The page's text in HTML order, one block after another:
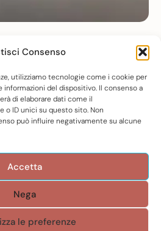
Consenso
utilizziamo tecnologie come i cookie per
informazioni del dispositivo. Il consenso a
di elaborare dati come il
o ID unici su questo sito. Non
può influire negativamente su alcune
Accetta
Nega
le preferenze
cardiochirurgia
e diventa una star dei
Guido è “Il tuo infermiere
il mio sogno, fare il